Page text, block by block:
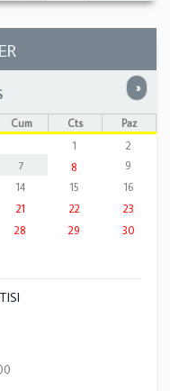
»
Cum Cts
Paz
1
2
7 8
9
14 15
16
21 22
23
28 29
30